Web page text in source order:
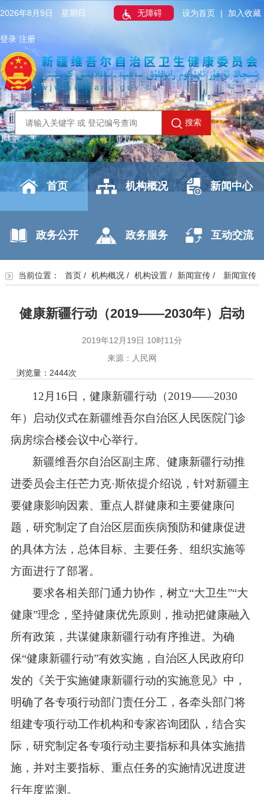
2026年8月9日 星期日 无障碍 设为首页 | 加入收藏
登录 注册
搜索
首页 机构概况 新闻中心
政务公开 政务服务 互动交流
当前位置： 首页/ 机构概况/ 机构设置/ 新闻宣传/ 新闻宣传
健康新疆行动（2019——2030年）启动
2019年12月19日 10时11分
来源：人民网
浏览量： 2444次
12月16日，健康新疆行动（2019——2030
年）启动仪式在新疆维吾尔自治区人民医院门诊
病房综合楼会议中心举行。
新疆维吾尔自治区副主席、健康新疆行动推
进委员会主任芒力克·斯依提介绍说，针对新疆主
要健康影响因素、重点人群健康和主要健康问
题，研究制定了自治区层面疾病预防和健康促进
的具体方法，总体目标、主要任务、组织实施等
方面进行了部署。
要求各相关部门通力协作，树立“大卫生”“大
健康”理念，坚持健康优先原则，推动把健康融入
所有政策，共谋健康新疆行动有序推进。为确
保“健康新疆行动”有效实施，自治区人民政府印
发的《关于实施健康新疆行动的实施意见》中，
明确了各专项行动部门责任分工，各牵头部门将
组建专项行动工作机构和专家咨询团队，结合实
际，研究制定各专项行动主要指标和具体实施措
施，并对主要指标、重点任务的实施情况进度进
行年度监测。